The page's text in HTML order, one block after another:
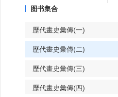
图书集合
歷代畫史彙傳(一)
歷代畫史彙傳(二)
歷代畫史彙傳(三)
歷代畫史彙傳(四)